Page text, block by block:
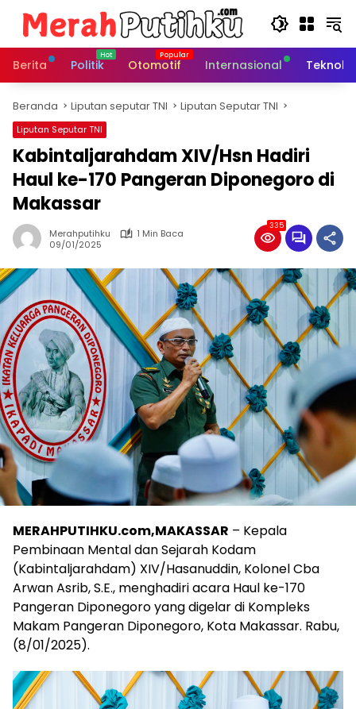
konten
Berita
Politik Otomotif Internasional
Beranda Liputan seputar TNI Liputan Seputar TNI
Liputan Seputar TNI
Kabintaljarahdam XIV/Hsn Hadiri
Haul ke-170 Pangeran Diponegoro di
Makassar
Merahputihku
1 Min Baca
09/01/2025
335
MERAHPUTIHKU.com,MAKASSAR – Kepala
Pembinaan Mental dan Sejarah Kodam
(Kabintaljarahdam) XIV/Hasanuddin, Kolonel Cba
Arwan Asrib, S.E., menghadiri acara Haul ke-170
Pangeran Diponegoro yang digelar di Kompleks
Makam Pangeran Diponegoro, Kota Makassar. Rabu,
(8/01/2025).